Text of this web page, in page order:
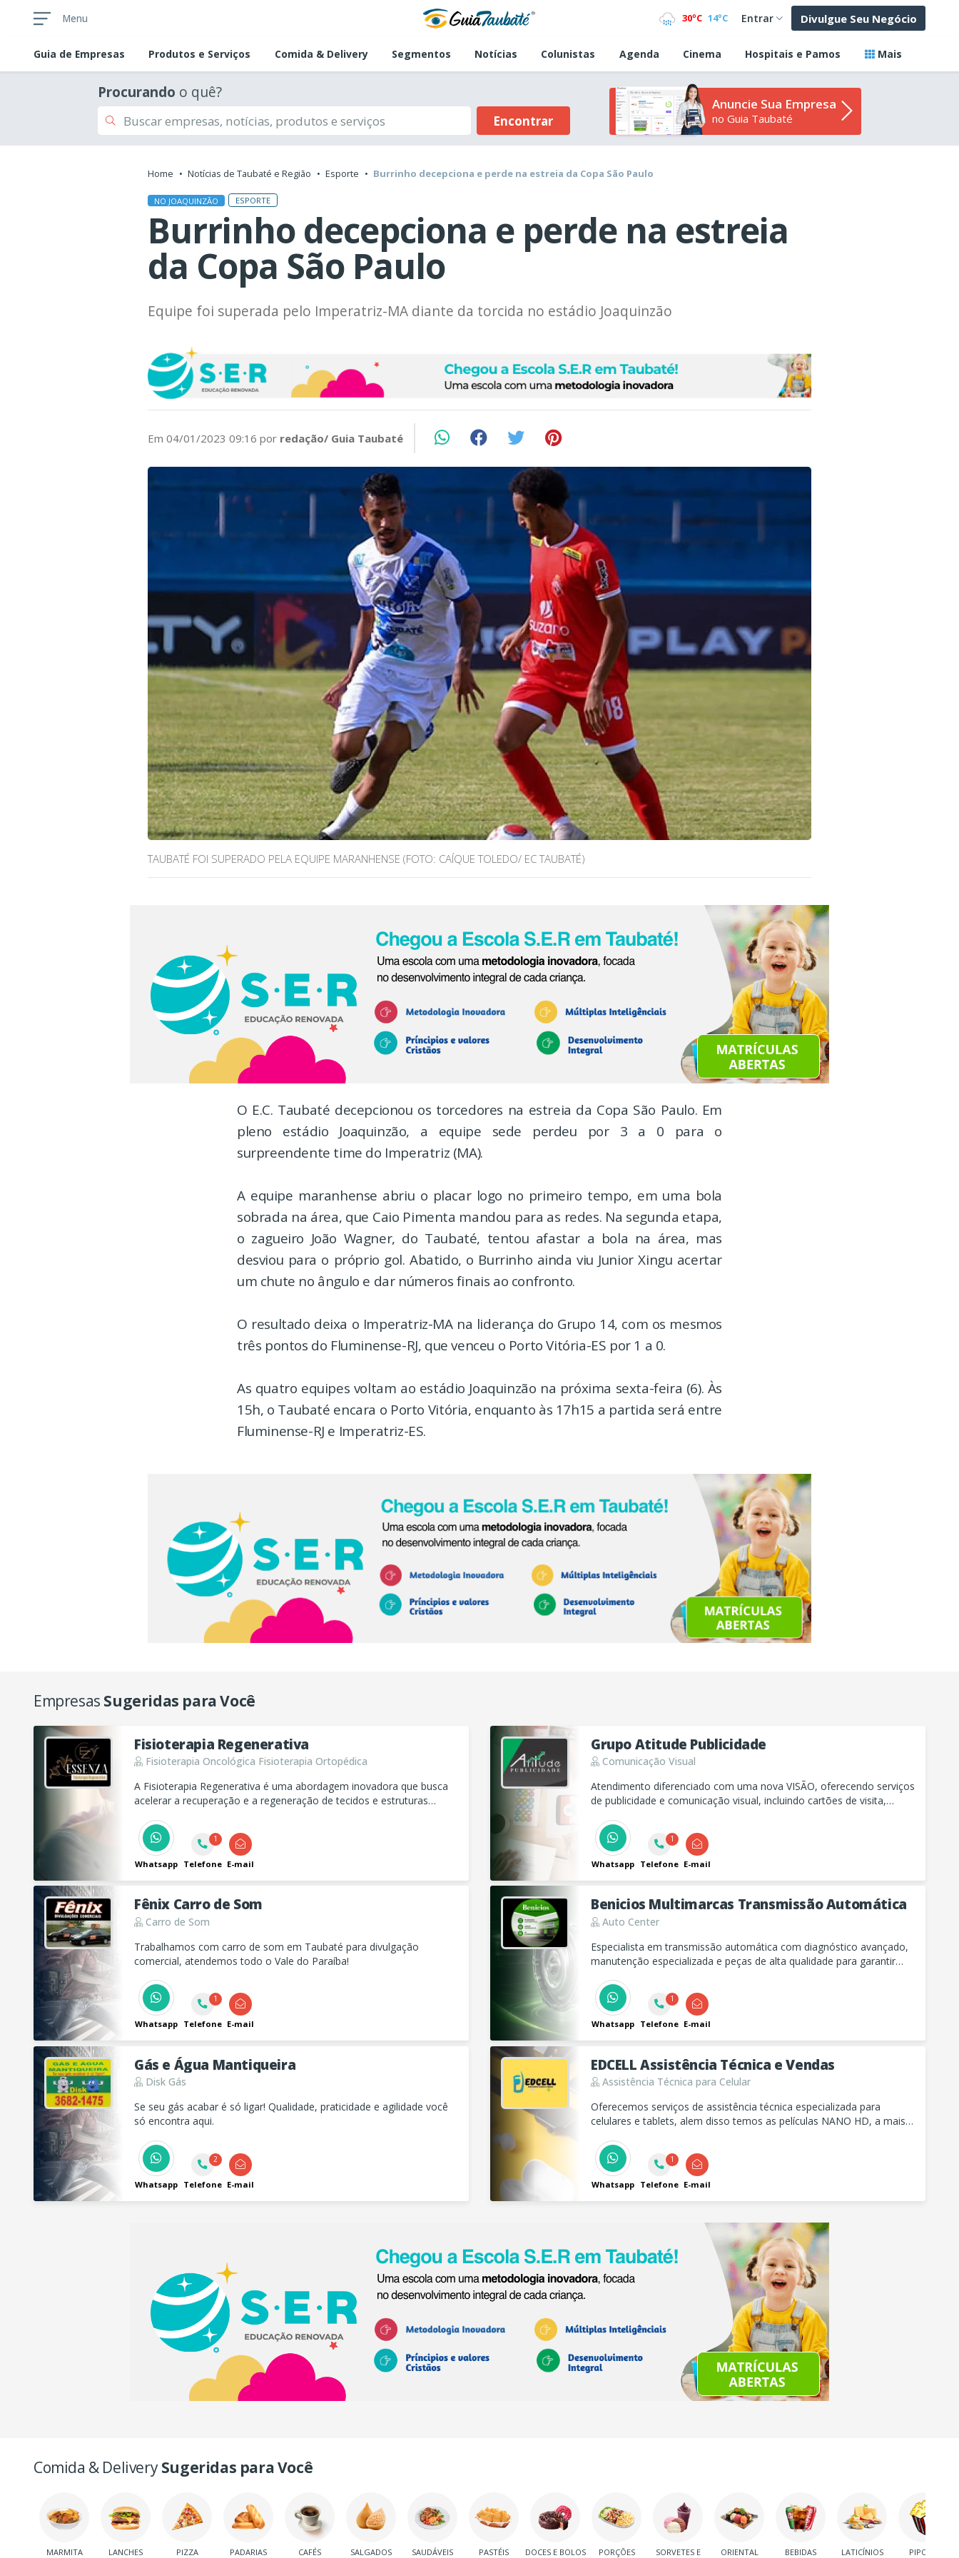
Menu 30ºC 14ºC Entrar Divulgue Seu Negócio
Guia de Empresas Produtos e Serviços Comida & Delivery Segmentos Notícias Colunistas Agenda Cinema Hospitais e Pamos Mais
Procurando o quê?
Encontrar
Anuncie Sua Empresa
no Guia Taubaté
Home Notícias de Taubaté e Região Esporte Burrinho decepciona e perde na estreia da Copa São Paulo
NO JOAQUINZÃO ESPORTE
Burrinho decepciona e perde na estreia
da Copa São Paulo
Equipe foi superada pelo Imperatriz-MA diante da torcida no estádio Joaquinzão
Em 04/01/2023 09:16 por redação/ Guia Taubaté
TAUBATÉ FOI SUPERADO PELA EQUIPE MARANHENSE (FOTO: CAÍQUE TOLEDO/ EC TAUBATÉ)
O E.C. Taubaté decepcionou os torcedores na estreia da Copa São Paulo. Em
pleno estádio Joaquinzão, a equipe sede perdeu por 3 a 0 para o
surpreendente time do Imperatriz (MA).
A equipe maranhense abriu o placar logo no primeiro tempo, em uma bola
sobrada na área, que Caio Pimenta mandou para as redes. Na segunda etapa,
o zagueiro João Wagner, do Taubaté, tentou afastar a bola na área, mas
desviou para o próprio gol. Abatido, o Burrinho ainda viu Junior Xingu acertar
um chute no ângulo e dar números finais ao confronto.
O resultado deixa o Imperatriz-MA na liderança do Grupo 14, com os mesmos
três pontos do Fluminense-RJ, que venceu o Porto Vitória-ES por 1 a 0.
As quatro equipes voltam ao estádio Joaquinzão na próxima sexta-feira (6). Às
15h, o Taubaté encara o Porto Vitória, enquanto às 17h15 a partida será entre
Fluminense-RJ e Imperatriz-ES.
Empresas Sugeridas para Você
Fisioterapia Regenerativa
Fisioterapia Oncológica Fisioterapia Ortopédica
A Fisioterapia Regenerativa é uma abordagem inovadora que busca
acelerar a recuperação e a regeneração de tecidos e estruturas
capacidade natural do corpo de se curar.
Whatsapp
1
Telefone E-mail
Grupo Atitude Publicidade
Comunicação Visual
Atendimento diferenciado com uma nova VISÃO, oferecendo serviços
de publicidade e comunicação visual, incluindo cartões de visita,
luminosos, totens e muito mais!
Whatsapp
1
Telefone E-mail
Fênix Carro de Som
Carro de Som
Trabalhamos com carro de som em Taubaté para divulgação
comercial, atendemos todo o Vale do Paraíba!
Whatsapp
1
Telefone E-mail
Benicios Multimarcas Transmissão Automática
Auto Center
Especialista em transmissão automática com diagnóstico avançado,
manutenção especializada e peças de alta qualidade para garantir
Whatsapp
1
Telefone E-mail
Gás e Água Mantiqueira
Disk Gás
Se seu gás acabar é só ligar! Qualidade, praticidade e agilidade você
só encontra aqui.
Whatsapp
2
Telefone E-mail
EDCELL Assistência Técnica e Vendas
Assistência Técnica para Celular
Oferecemos serviços de assistência técnica especializada para
celulares e tablets, alem disso temos as películas NANO HD, a mais
conhecer temos de tudo para seu celular.
Whatsapp
1
Telefone E-mail
Comida & DeliverySugeridas para Você
MARMITA LANCHES PIZZA PADARIAS CAFÉS SALGADOS SAUDÁVEIS PASTÉIS DOCES E BOLOS PORÇÕES
SORVETES E
ORIENTAL BEBIDAS LATICÍNIOS PIPOCA